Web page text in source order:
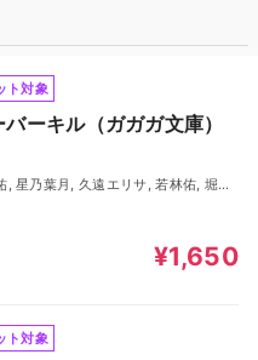
ト対象
ーキル（ガガガ文庫）
, 百瀬絵理
¥1,650
ト対象